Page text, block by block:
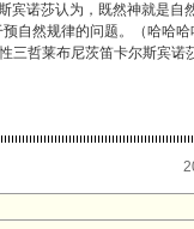
宾诺莎认为，既然神就是自
预自然规律的问题。（哈哈
三哲莱布尼茨笛卡尔斯宾诺